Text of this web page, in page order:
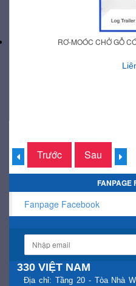
RƠ-MOÓC CHỞ GỖ
Trước Sau
FANPAGE
Fanpage Facebook
330 VIỆT NAM
Địa chỉ: Tầng 20 - Tòa Nhà